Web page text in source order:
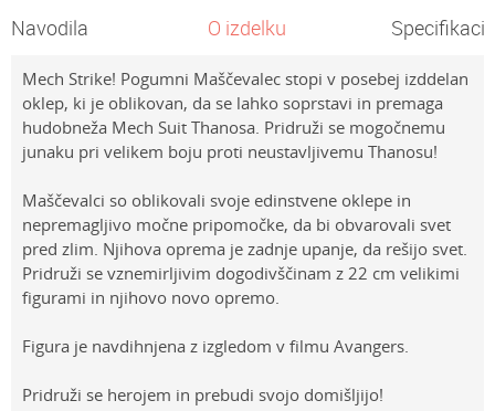
Navodila O izdelku
Mech Strike! Pogumni Maščevalec stopi v posebej izddelan
oklep, ki je oblikovan, da se lahko soprstavi in premaga
hudobneža Mech Suit Thanosa. Pridruži se mogočnemu
junaku pri velikem boju proti neustavljivemu Thanosu!
Maščevalci so oblikovali svoje edinstvene oklepe in
nepremagljivo močne pripomočke, da bi obvarovali svet
pred zlim. Njihova oprema je zadnje upanje, da rešijo svet.
Pridruži se vznemirljivim dogodivščinam z 22 cm velikimi
figurami in njihovo novo opremo.
Figura je navdihnjena z izgledom v filmu Avangers.
Pridruži se herojem in prebudi svojo domišljijo!